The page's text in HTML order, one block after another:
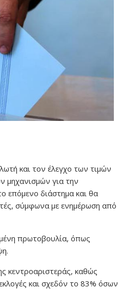
και τον έλεγχο των τιμών
μηχανισμών για την
επόμενο διάστημα και θα
σύμφωνα με ενημέρωση από
πρωτοβουλία, όπως
κεντροαριστεράς, καθώς
και σχεδόν το 83% όσων